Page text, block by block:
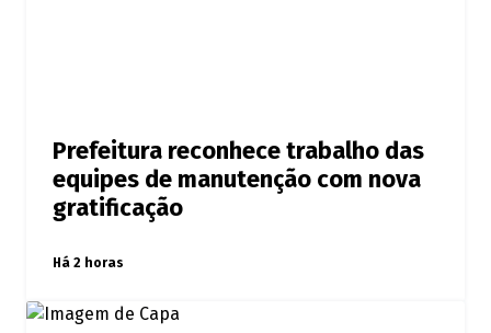
Prefeitura reconhece trabalho das
equipes de manutenção com nova
gratificação
Há 2 horas